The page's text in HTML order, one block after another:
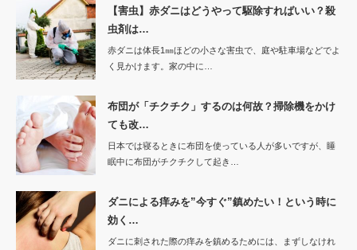
【害虫】赤ダニはどうやって駆除すればいい？殺
虫剤は…
赤ダニは体長1㎜ほどの小さな害虫で、庭や駐車場などでよ
く見かけます。家の中に…
布団が「チクチク」するのは何故？掃除機をかけ
ても改…
日本では寝るときに布団を使っている人が多いですが、睡
眠中に布団がチクチクして起き…
ダニによる痒みを”今すぐ”鎮めたい！という時に
効く…
ダニに刺された際の痒みを鎮めるためには、まずしなけれ